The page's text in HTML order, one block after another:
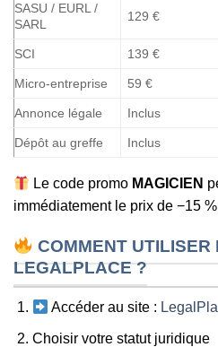
SASU / EURL /
SARL
129 €
SCI 139 €
Micro-entreprise 59 €
Annonce légale Inclus
Dépôt au greffe Inclus
Le code promo MAGICIEN
immédiatement le prix de −15
COMMENT UTILISER
LEGALPLACE ?
Accéder au site :
Choisir votre statut juridique